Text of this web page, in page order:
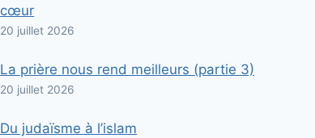
cœur
20 juillet 2026
La prière nous rend meilleurs (partie 3)
20 juillet 2026
Du judaïsme à l’islam